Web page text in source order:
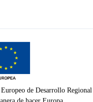
de Desarrollo Regional